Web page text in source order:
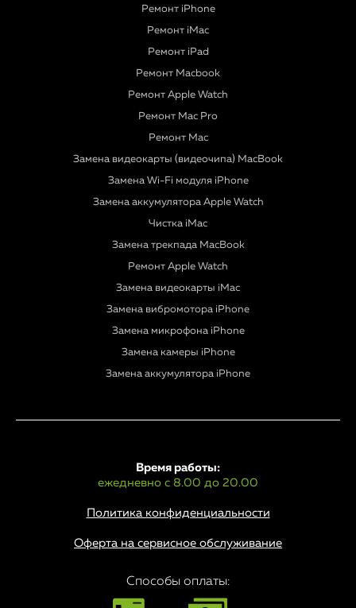
Ремонт iPhone
Ремонт iMac
Ремонт iPad
Ремонт Macbook
Ремонт Apple Watch
Ремонт Mac Pro
Ремонт Mac
Замена видеокарты (видеочипа) MacBook
Замена Wi-Fi модуля iPhone
Замена аккумулятора Apple Watch
Чистка iMac
Замена трекпада MacBook
Ремонт Apple Watch
Замена видеокарты iMac
Замена вибромотора iPhone
Замена микрофона iPhone
Замена камеры iPhone
Замена аккумулятора iPhone
Политика конфиденциальности
Время работы:
ежедневно с 8.00 до 20.00
Оферта на сервисное обслуживание
Способы оплаты: